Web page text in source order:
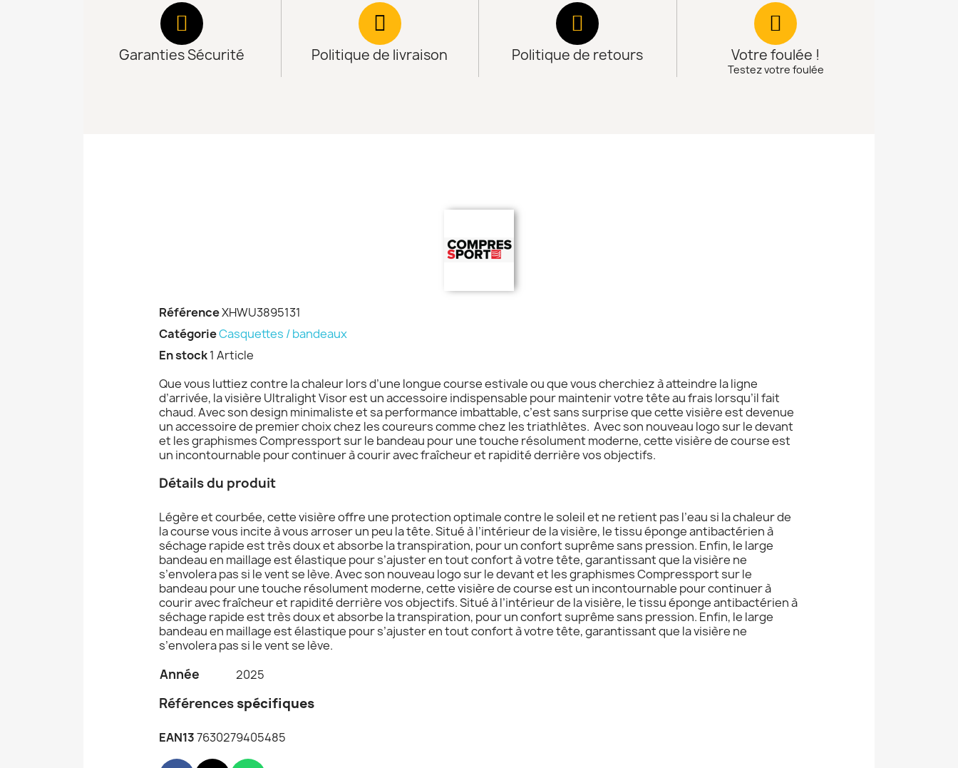
Garanties Sécurité Politique de livraison Politique de retours Votre foulée !
Testez votre foulée
RéférenceXHWU3895131
CatégorieCasquettes / bandeaux
En stock1 Article
Que vous luttiez contre la chaleur lors d’une longue course estivale ou que vous cherchiez à atteindre la ligne
d’arrivée, la visière Ultralight Visor est un accessoire indispensable pour maintenir votre tête au frais lorsqu’il fait
chaud. Avec son design minimaliste et sa performance imbattable, c’est sans surprise que cette visière est devenue
un accessoire de premier choix chez les coureurs comme chez les triathlètes. Avec son nouveau logo sur le devant
et les graphismes Compressport sur le bandeau pour une touche résolument moderne, cette visière de course est
un incontournable pour continuer à courir avec fraîcheur et rapidité derrière vos objectifs.
Détails du produit
Légère et courbée, cette visière offre une protection optimale contre le soleil et ne retient pas l’eau si la chaleur de
la course vous incite à vous arroser un peu la tête. Situé à l’intérieur de la visière, le tissu éponge antibactérien à
séchage rapide est très doux et absorbe la transpiration, pour un confort suprême sans pression. Enfin, le large
bandeau en maillage est élastique pour s’ajuster en tout confort à votre tête, garantissant que la visière ne
s’envolera pas si le vent se lève. Avec son nouveau logo sur le devant et les graphismes Compressport sur le
bandeau pour une touche résolument moderne, cette visière de course est un incontournable pour continuer à
courir avec fraîcheur et rapidité derrière vos objectifs. Situé à l’intérieur de la visière, le tissu éponge antibactérien à
séchage rapide est très doux et absorbe la transpiration, pour un confort suprême sans pression. Enfin, le large
bandeau en maillage est élastique pour s’ajuster en tout confort à votre tête, garantissant que la visière ne
s’envolera pas si le vent se lève.
Année 2025
Références spécifiques
EAN137630279405485